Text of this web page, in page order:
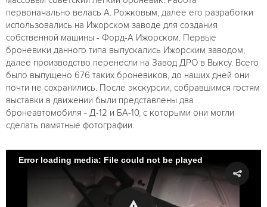
первоначально велась А. Рожковым, далее его разработки
использовались на Ижорском заводе для создания
собственной машины - Форд-А Ижорском. Первые
броневики данного типа выпускались Ижорским заводом,
далее производство перенесли на Завод ДРО в Выксу. Всего
было выпущено 676 таких броневиков, до наших дней они
почти не сохранились. После экскурсии, собравшимся гостям
выставки в движении были представлены два
бронеавтомобиля - Д-12 и БА-10, с которыми они могли
сделать памятные фотографии.
Error loading media: File could not be played